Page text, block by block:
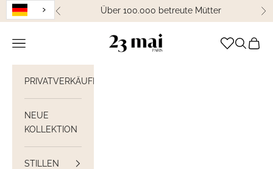
Weiter zum Inhalt
Zurück Über 100.000 betreute Mütter
23 Mai Paris
Navigation öffnen Suche
PRIVATVERKÄUFE
NEUE
KOLLEKTION
STILLEN